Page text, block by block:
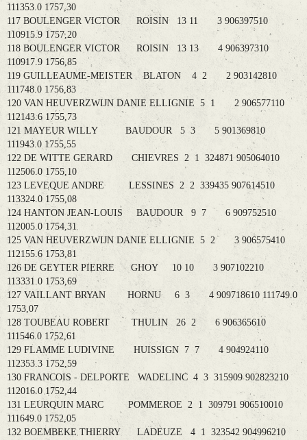
111353.0 1757,30
117 BOULENGER VICTOR ROISIN 13 11 3 906397510
110915.9 1757,20
118 BOULENGER VICTOR ROISIN 13 13 4 906397310
110917.9 1756,85
119 GUILLEAUME-MEISTER BLATON 4 2 2 903142810
111748.0 1756,83
120 VAN HEUVERZWIJN DANIE ELLIGNIE 5 1 2 906577110
112143.6 1755,73
121 MAYEUR WILLY BAUDOUR 5 3 5 901369810
111943.0 1755,55
122 DE WITTE GERARD CHIEVRES 2 1 324871 905064010
112506.0 1755,10
123 LEVEQUE ANDRE LESSINES 2 2 339435 907614510
113324.0 1755,08
124 HANTON JEAN-LOUIS BAUDOUR 9 7 6 909752510
112005.0 1754,31
125 VAN HEUVERZWIJN DANIE ELLIGNIE 5 2 3 906575410
112155.6 1753,81
126 DE GEYTER PIERRE GHOY 10 10 3 907102210
113331.0 1753,69
127 VAILLANT BRYAN HORNU 6 3 4 909718610 111749.0
1753,07
128 TOUBEAU ROBERT THULIN 26 2 6 906365610
111546.0 1752,61
129 FLAMME LUDIVINE HUISSIGN 7 7 4 904924110
112353.3 1752,59
130 FRANCOIS - DELPORTE WADELINC 4 3 315909 902823210
112016.0 1752,44
131 LEURQUIN MARC POMMEROE 2 1 309791 906510010
111649.0 1752,05
132 BOEMBEKE THIERRY LADEUZE 4 1 323542 904996210